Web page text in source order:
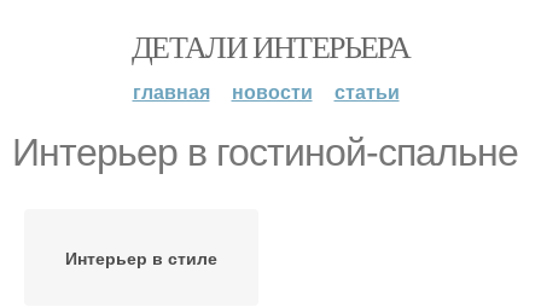
ДЕТАЛИ ИНТЕРЬЕРА
главная новости статьи
Интерьер в гостиной-спальне
Интерьер в стиле